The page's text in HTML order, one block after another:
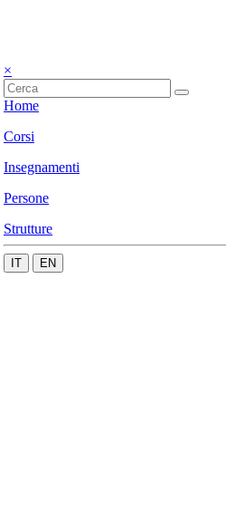
×
Home
Corsi
Insegnamenti
Persone
Strutture
IT EN